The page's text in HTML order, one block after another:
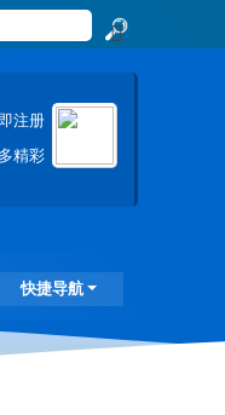
索
注册
精彩
快捷导航